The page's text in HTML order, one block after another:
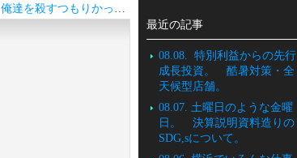
08.02. 若い人達は「俺達を殺すつもりかっ！」と、怒るべきだ。 >>
最近の記事
08.08. 特別利益からの先行
成長投資。 酷暑対策・全
天候型店舗。
08.07. 土曜日のような金曜
日。 決算説明資料造りの
SDG,sについて。